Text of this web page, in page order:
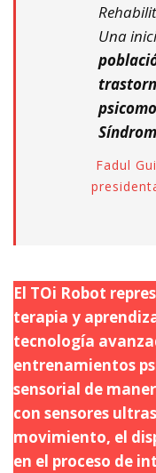
Una
Fadul
El TOi Robot
terapia y
tecnología
entrenamientos
sensorial de
con sensores
movimiento, el
en el proceso de